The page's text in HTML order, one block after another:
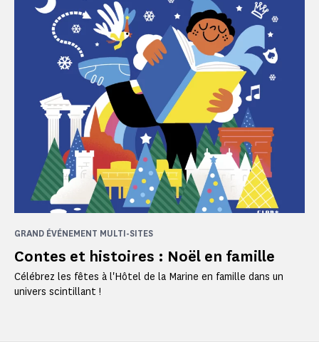
Contes et histoires : Noël en famille
GRAND ÉVÉNEMENT MULTI-SITES
Célébrez les fêtes à l'Hôtel de la Marine en famille dans un
univers scintillant !